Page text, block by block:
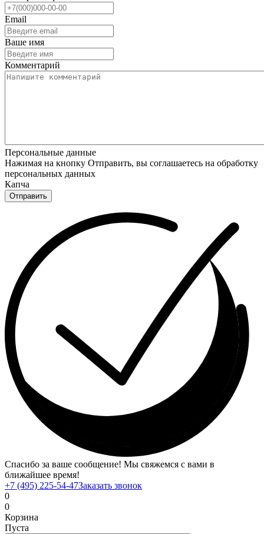
Email
Ваше имя
Комментарий
Персональные данные
Нажимая на кнопку Отправить, вы соглашаетесь на обработку
персональных данных
Капча
Отправить
Спасибо за ваше сообщение! Мы свяжемся с вами в
ближайшее время!
+7 (495) 225-54-47Заказать звонок
0
0
Корзина
Пуста